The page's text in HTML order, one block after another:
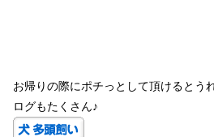
お帰りの際にポチっとして頂けるとう
ログもたくさん♪